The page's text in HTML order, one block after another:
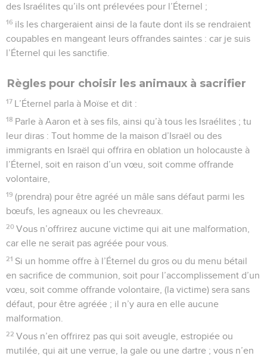
des Israélites qu’ils ont prélevées pour l’Éternel ;
16 ils les chargeraient ainsi de la faute dont ils se rendraient
coupables en mangeant leurs offrandes saintes : car je suis
l’Éternel qui les sanctifie.
Règles pour choisir les animaux à sacrifier
17 L’Éternel parla à Moïse et dit :
18 Parle à Aaron et à ses fils, ainsi qu’à tous les Israélites ; tu
leur diras : Tout homme de la maison d’Israël ou des
immigrants en Israël qui offrira en oblation un holocauste à
l’Éternel, soit en raison d’un vœu, soit comme offrande
volontaire,
19 (prendra) pour être agréé un mâle sans défaut parmi les
bœufs, les agneaux ou les chevreaux.
20 Vous n’offrirez aucune victime qui ait une malformation,
car elle ne serait pas agréée pour vous.
21 Si un homme offre à l’Éternel du gros ou du menu bétail
en sacrifice de communion, soit pour l’accomplissement d’un
vœu, soit comme offrande volontaire, (la victime) sera sans
défaut, pour être agréée ; il n’y aura en elle aucune
malformation.
22 Vous n’en offrirez pas qui soit aveugle, estropiée ou
mutilée, qui ait une verrue, la gale ou une dartre ; vous n’en